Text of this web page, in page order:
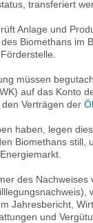
transferiert
Anlage und
Biomethans im
müssen
auf das Konto
Verträgen der
haben, legen
Biomethans still,
des
Jahresbericht,
und